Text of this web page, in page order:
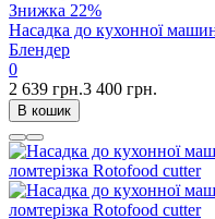
Знижка 22%
Насадка до кухонної
Блендер
0
2 639 грн.3 400 грн.
В кошик